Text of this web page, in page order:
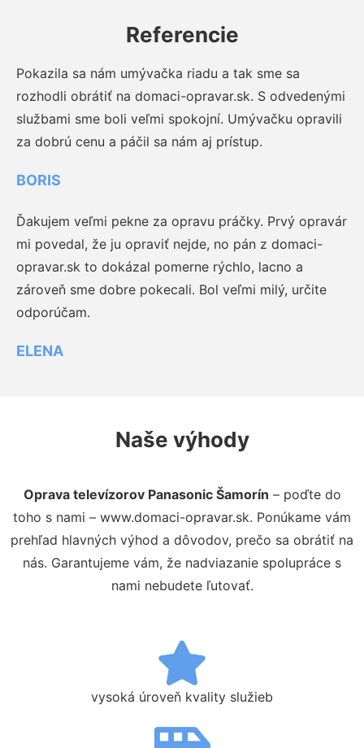
Referencie
Pokazila sa nám umývačka riadu a tak sme sa
rozhodli obrátiť na domaci-opravar.sk. S odvedenými
službami sme boli veľmi spokojní. Umývačku opravili
za dobrú cenu a páčil sa nám aj prístup.
BORIS
Ďakujem veľmi pekne za opravu práčky. Prvý opravár
mi povedal, že ju opraviť nejde, no pán z domaci-
opravar.sk to dokázal pomerne rýchlo, lacno a
zároveň sme dobre pokecali. Bol veľmi milý, určite
odporúčam.
ELENA
Naše výhody
Oprava televízorov Panasonic Šamorín – poďte do
toho s nami – www.domaci-opravar.sk. Ponúkame vám
prehľad hlavných výhod a dôvodov, prečo sa obrátiť na
nás. Garantujeme vám, že nadviazanie spolupráce s
nami nebudete ľutovať.
vysoká úroveň kvality služieb